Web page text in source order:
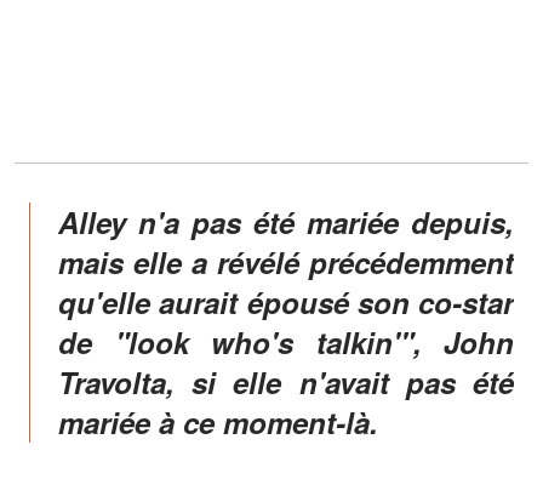
Alley n'a pas été mariée depuis,
mais elle a révélé précédemment
qu'elle aurait épousé son co-star
de "look who's talkin'", John
Travolta, si elle n'avait pas été
mariée à ce moment-là.